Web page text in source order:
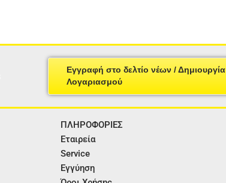
Εγγραφή στο δελτίο νέων / Δημιουργία
Λογαριασμού
ΠΛΗΡΟΦΟΡΙΕΣ
Εταιρεία
Service
Εγγύηση